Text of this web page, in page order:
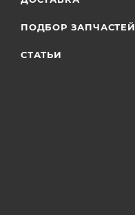
ПОДБОР ЗАПЧАСТЕЙ
СТАТЬИ